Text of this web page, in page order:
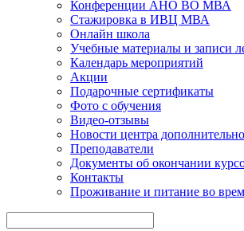
Конференции АНО ВО МВА
Стажировка в ИВЦ МВА
Онлайн школа
Учебные материалы и записи
Календарь мероприятий
Акции
Подарочные сертификаты
Фото с обучения
Видео-отзывы
Новости центра
Преподаватели
Документы об окончании
Контакты
Проживание и питание во